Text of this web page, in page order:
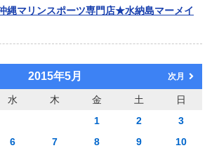
縄マリンスポーツ専門店★水納島マーメイ
2015年5月 次月
水 木 金 土
日
1
2
3
6 7 8 9
10